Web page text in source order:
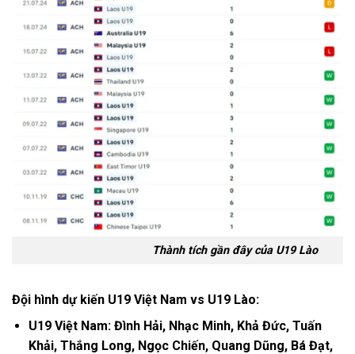
Thành tích gần đây của U19 Lào
Đội hình dự kiến U19 Việt Nam vs U19 Lào:
U19 Việt Nam: Đình Hải, Nhạc Minh, Khả Đức, Tuấn
Khải, Thắng Long, Ngọc Chiến, Quang Dũng, Bá Đạt,